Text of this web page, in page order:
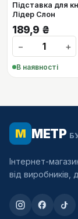
Підставка для
Лідер Слон
189,9 ₴
−
+
В наявності
М МЕТР
Інтернет-
від